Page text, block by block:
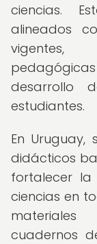
ciencias.
alineados
vigentes,
desarrollo
estudiantes.
En Uruguay,
didácticos
fortalecer la
ciencias en
materiales
cuadernos